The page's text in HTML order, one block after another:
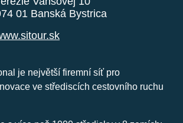
01 Banská Bystrica
je největší firemní síť pro
ve střediscích cestovního ruchu